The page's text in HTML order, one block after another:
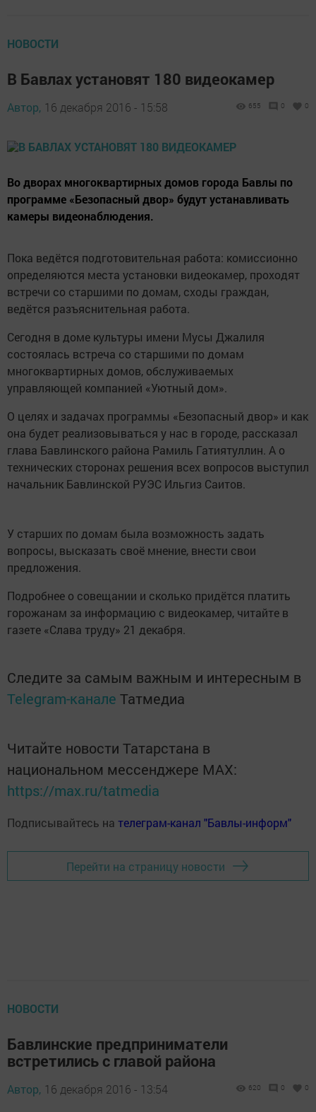
НОВОСТИ
В Бавлах установят 180 видеокамер
Автор, 16 декабря 2016 - 15:58 655 0 0
Во дворах многоквартирных домов города Бавлы по
программе «Безопасный двор» будут устанавливать
камеры видеонаблюдения.
Пока ведётся подготовительная работа: комиссионно
определяются места установки видеокамер, проходят
встречи со старшими по домам, сходы граждан,
ведётся разъяснительная работа.
Сегодня в доме культуры имени Мусы Джалиля
состоялась встреча со старшими по домам
многоквартирных домов, обслуживаемых
управляющей компанией «Уютный дом».
О целях и задачах программы «Безопасный двор» и как
она будет реализовываться у нас в городе, рассказал
глава Бавлинского района Рамиль Гатиятуллин. А о
технических сторонах решения всех вопросов выступил
начальник Бавлинской РУЭС Ильгиз Саитов.
У старших по домам была возможность задать
вопросы, высказать своё мнение, внести свои
предложения.
Подробнее о совещании и сколько придётся платить
горожанам за информацию с видеокамер, читайте в
газете «Слава труду» 21 декабря.
Следите за самым важным и интересным в
Telegram-канале Татмедиа
Читайте новости Татарстана в
национальном мессенджере MАХ:
https://max.ru/tatmedia
Подписывайтесь на телеграм-канал "Бавлы-информ"
Перейти на страницу новости
НОВОСТИ
Бавлинские предприниматели
встретились с главой района
Автор, 16 декабря 2016 - 13:54 620 0 0